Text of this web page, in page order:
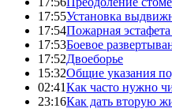
17:55Установка
17:54Пожарная
17:53Боевое
17:52Двоеборье
15:32Общие указания
02:41Как часто нужно
23:16Как дать вторую